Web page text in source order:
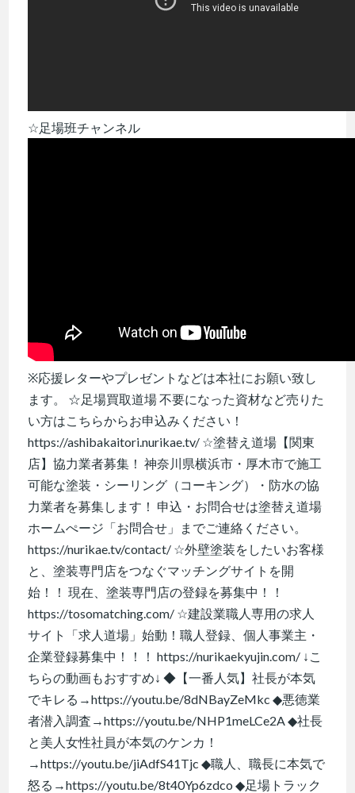
☆足場班チャンネル
※応援レターやプレゼントなどは本社にお願い致し
ます。 ☆足場買取道場 不要になった資材など売りた
い方はこちらからお申込みください！
https://ashibakaitori.nurikae.tv/ ☆塗替え道場【関東
店】協力業者募集！ 神奈川県横浜市・厚木市で施工
可能な塗装・シーリング（コーキング）・防水の協
力業者を募集します！ 申込・お問合せは塗替え道場
ホームぺージ「お問合せ」までご連絡ください。
https://nurikae.tv/contact/ ☆外壁塗装をしたいお客様
と、塗装専門店をつなぐマッチングサイトを開
始！！ 現在、塗装専門店の登録を募集中！！
https://tosomatching.com/ ☆建設業職人専用の求人
サイト「求人道場」始動！職人登録、個人事業主・
企業登録募集中！！！ https://nurikaekyujin.com/ ↓こ
ちらの動画もおすすめ↓ ◆【一番人気】社長が本気
でキレる→https://youtu.be/8dNBayZeMkc ◆悪徳業
者潜入調査→https://youtu.be/NHP1meLCe2A ◆社長
と美人女性社員が本気のケンカ！
→https://youtu.be/jiAdfS41Tjc ◆職人、職長に本気で
怒る→https://youtu.be/8t40Yp6zdco ◆足場トラック